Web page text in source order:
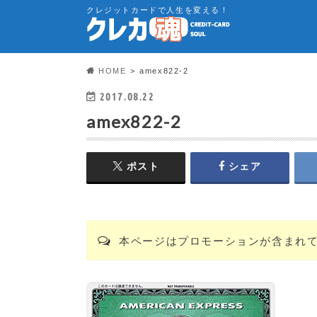
クレジットカードで人生を変える！
HOME amex822-2
2017.08.22
amex822-2
ポスト シェア
本ページはプロモーションが含まれ